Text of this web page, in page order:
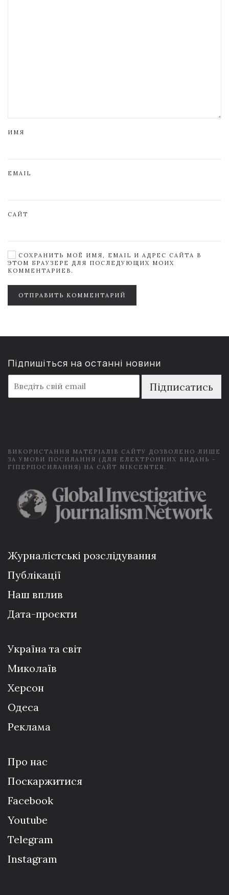
ИМЯ
EMAIL
САЙТ
СОХРАНИТЬ МОЁ ИМЯ, EMAIL И АДРЕС САЙТА В
ЭТОМ БРАУЗЕРЕ ДЛЯ ПОСЛЕДУЮЩИХ МОИХ
КОММЕНТАРИЕВ.
ОТПРАВИТЬ КОММЕНТАРИЙ
Підпишіться на останні новини
m
a
Підписатись
ВИКОРИСТАННЯ МАТЕРІАЛІВ САЙТУ ДОЗВОЛЕНО ЛИШЕ
ЗА УМОВИ ПОСИЛАННЯ (ДЛЯ ЕЛЕКТРОННИХ ВИДАНЬ -
ГІПЕРПОСИЛАННЯ) НА САЙТ NIKCENTER.
Журналістські розслідування
Публікації
Наш вплив
Дата-проєкти
Україна та світ
Миколаїв
Херсон
Одеса
Реклама
Про нас
Поскаржитися
Facebook
Youtube
Telegram
Instagram